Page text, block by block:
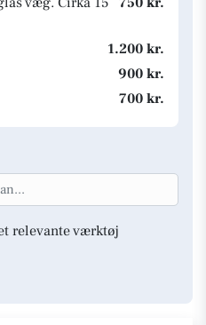
1.200 kr.
900 kr.
700 kr.
relevante værktøj